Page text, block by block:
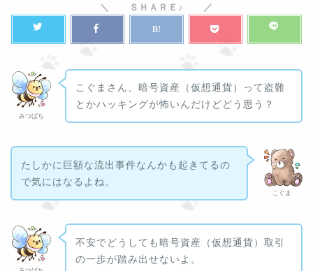
みつばち
こぐまさん、暗号資産（仮想通貨）って盗難
とかハッキングが怖いんだけどどう思う？
こぐま
たしかに巨額な流出事件なんかも起きてるの
で気にはなるよね。
不安でどうしても暗号資産（仮想通貨）取引
の一歩が踏み出せないよ。